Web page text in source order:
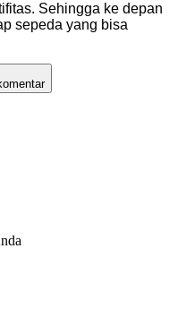
Sehingga ke depan
sepeda yang bisa